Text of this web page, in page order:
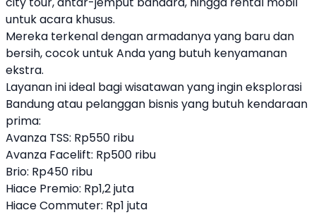
untuk acara khusus.
Mereka terkenal dengan armadanya yang baru dan
bersih, cocok untuk Anda yang butuh kenyamanan
ekstra.
Layanan ini ideal bagi wisatawan yang ingin eksplorasi
Bandung atau pelanggan bisnis yang butuh kendaraan
prima:
Avanza TSS: Rp550 ribu
Avanza Facelift: Rp500 ribu
Brio: Rp450 ribu
Hiace Premio: Rp1,2 juta
Hiace Commuter: Rp1 juta